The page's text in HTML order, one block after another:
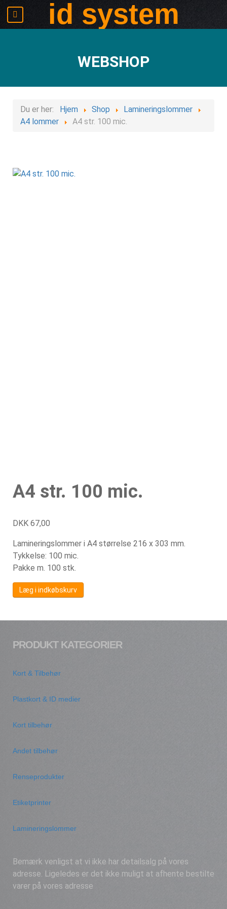
id system
WEBSHOP
Du er her: Hjem Shop
Lamineringslommer
A4 lommer
A4 str. 100 mic.
A4 str. 100 mic.
DKK 67,00
Lamineringslommer i A4 størrelse 216 x 303 mm.
Tykkelse: 100 mic.
Pakke m. 100 stk.
Læg i indkøbskurv
PRODUKT KATEGORIER
Kort & Tilbehør
Plastkort & ID medier
Kort tilbehør
Andet tilbehør
Renseprodukter
Etiketprinter
Lamineringslommer
Bemærk venligst at vi ikke har detailsalg på vores
adresse. Ligeledes er det ikke muligt at afhente bestilte
varer på vores adresse